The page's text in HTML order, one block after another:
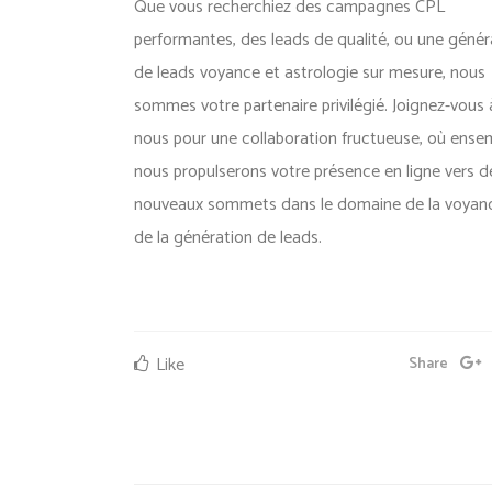
Que vous recherchiez des campagnes CPL
performantes, des leads de qualité, ou une
de leads voyance et astrologie sur mesure, nous
sommes votre partenaire privilégié. Joignez-vous
nous pour une collaboration fructueuse, où
nous propulserons votre présence en ligne vers
nouveaux sommets dans le domaine de la
de la génération de leads.
Share
Like